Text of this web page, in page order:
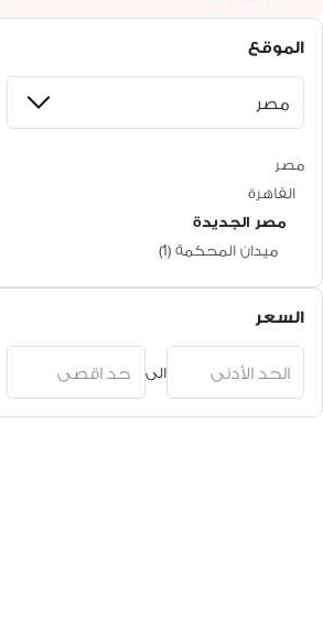
الموقع
مَصر
القاهرة
مصر الجديدة
ميدان المحكمة (
1
)
السعر
الى